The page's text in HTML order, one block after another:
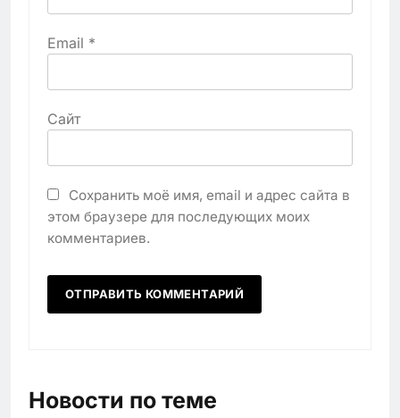
Email *
Сайт
Сохранить моё имя, email и адрес сайта в
этом браузере для последующих моих
комментариев.
Новости по теме